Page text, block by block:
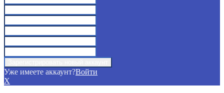
Уже имеете аккаунт?Войти
X